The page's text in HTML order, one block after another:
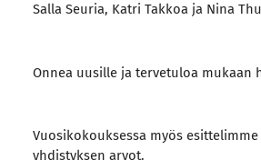
Salla Seuria, Katri Takkoa ja Nina
Onnea uusille ja tervetuloa mukaan
Vuosikokouksessa myös
yhdistyksen arvot.